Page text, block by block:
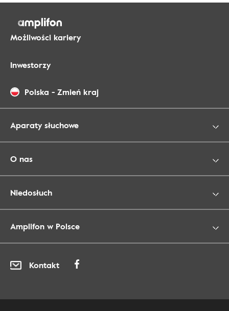
Możliwości kariery
Inwestorzy
Polska - Zmień kraj
Aparaty słuchowe
O nas
Niedosłuch
Amplifon w Polsce
Kontakt